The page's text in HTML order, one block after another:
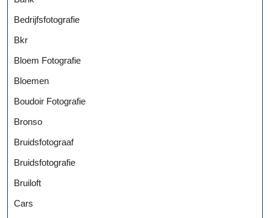
Bedrijfsfotografie
Bkr
Bloem Fotografie
Bloemen
Boudoir Fotografie
Bronso
Bruidsfotograaf
Bruidsfotografie
Bruiloft
Cars